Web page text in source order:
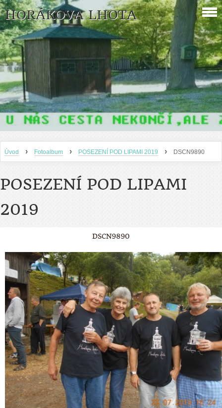
HORÁKOVA LHOTA
Úvod › Fotoalbum › POSEZENÍ POD LIPAMI 2019 › DSCN9890
POSEZENÍ POD LIPAMI
2019
DSCN9890